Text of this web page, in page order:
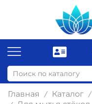
Главная / Каталог /